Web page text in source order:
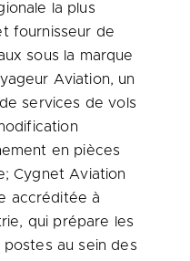
la plus
fournisseur de
sous la marque
Aviation, un
services de vols
en pièces
Cygnet Aviation
accréditée à
qui prépare les
au sein des